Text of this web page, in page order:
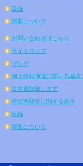
目録
買取について
お問い合わせはこちら
サイトマップ
ブログ
個人情報保護に関する基本
古本買取致します
特定商取引に関する表示
目録
買取について